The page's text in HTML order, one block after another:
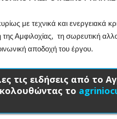
με τεχνικά και ενεργειακά
της Αμφιλοχίας, τη σωρευτική
αποδοχή του έργου.
τις ειδήσεις από το
το